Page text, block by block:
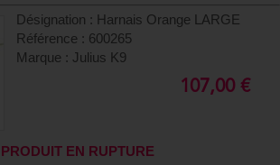
Désignation : Harnais Orange LARGE
Référence : 600265
Marque : Julius K9
107,00 €
PRODUIT EN RUPTURE